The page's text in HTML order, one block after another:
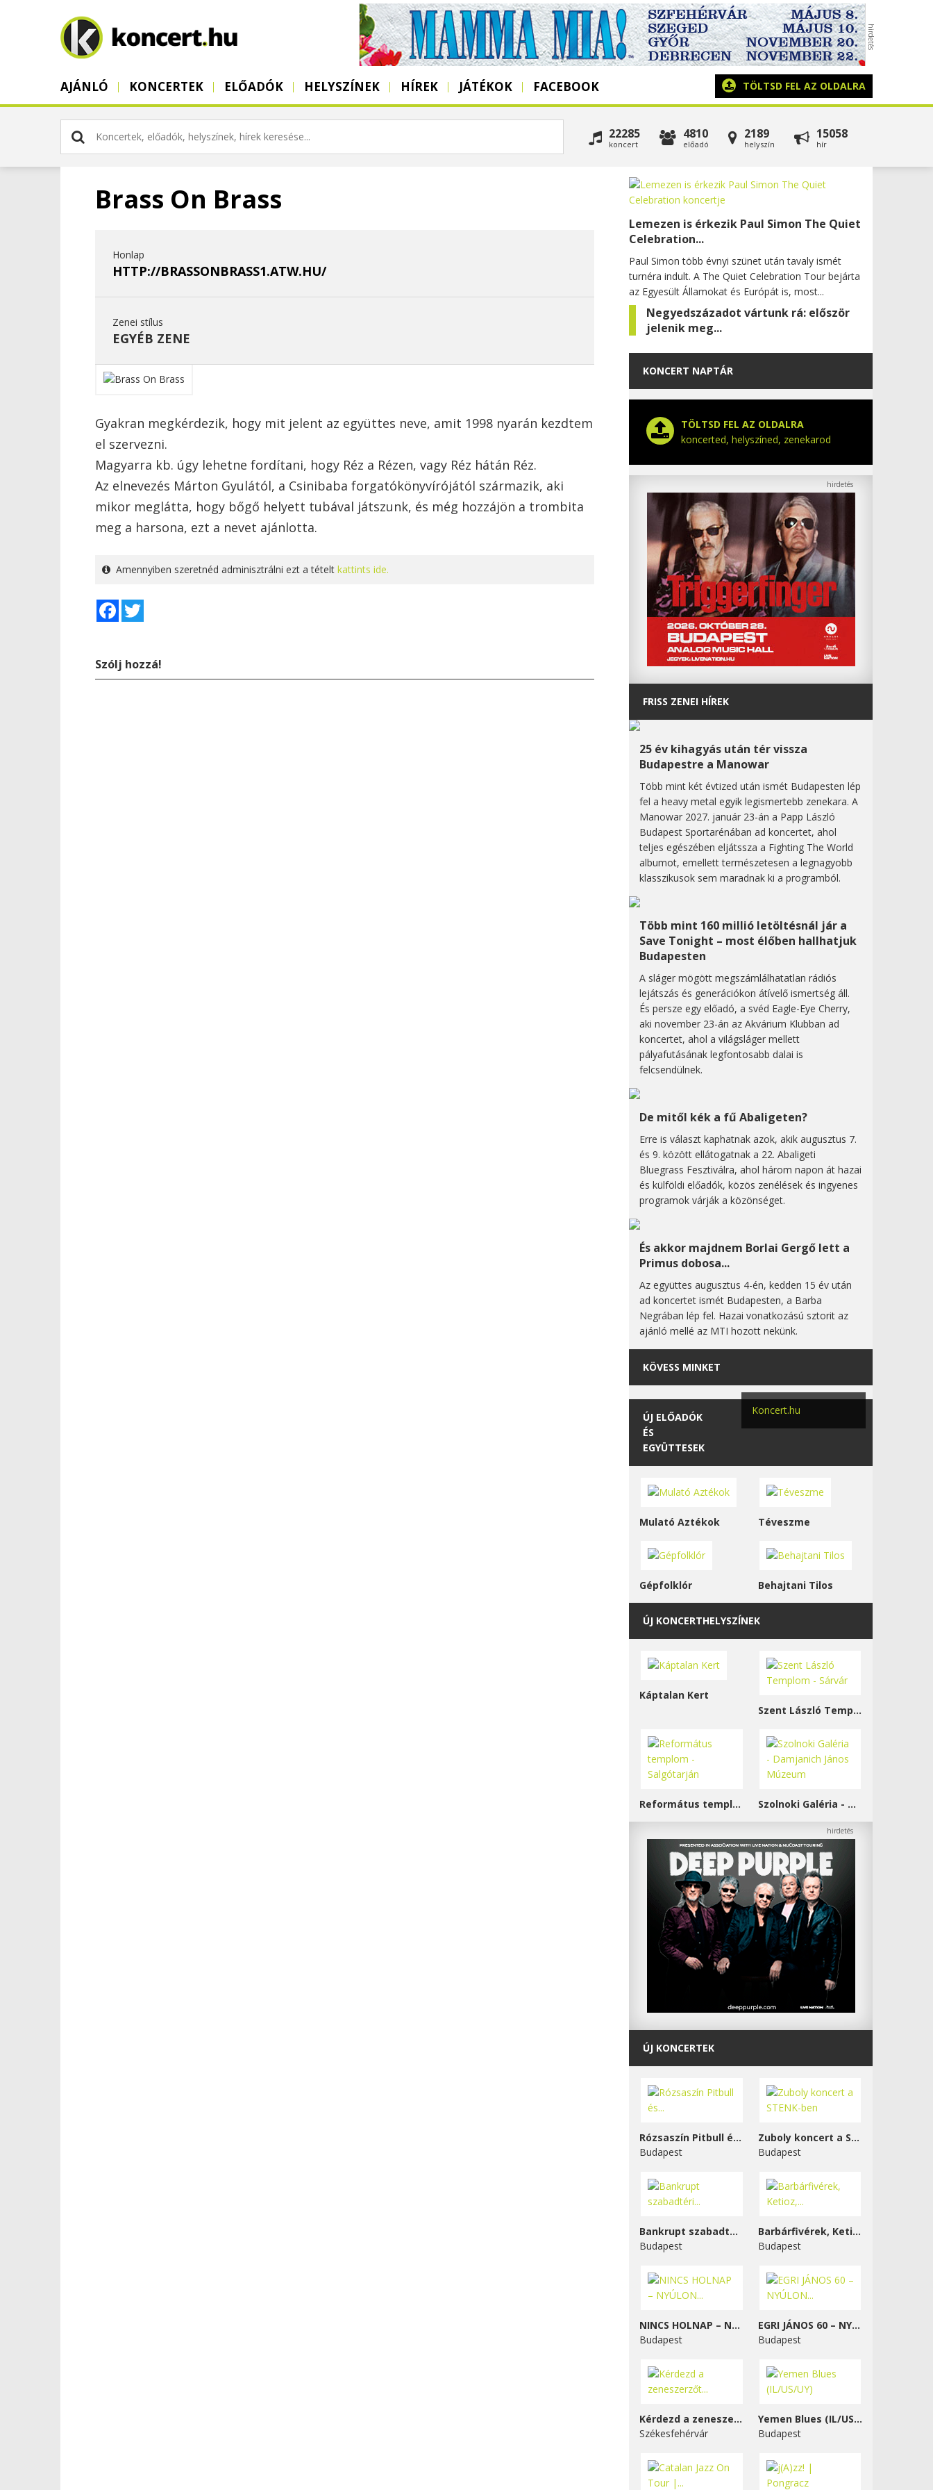
AJÁNLÓ KONCERTEK ELŐADÓK HELYSZÍNEK HÍREK JÁTÉKOK FACEBOOK TÖLTSD FEL AZ OLDALRA
22285
koncert
4810
előadó
2189
helyszín
15058
hír
Brass On Brass
Honlap
HTTP://BRASSONBRASS1.ATW.HU/
Zenei stílus
EGYÉB ZENE
Gyakran megkérdezik, hogy mit jelent az együttes neve, amit 1998 nyarán kezdtem
el szervezni.
Magyarra kb. úgy lehetne fordítani, hogy Réz a Rézen, vagy Réz hátán Réz.
Az elnevezés Márton Gyulától, a Csinibaba forgatókönyvírójától származik, aki
mikor meglátta, hogy bőgő helyett tubával játszunk, és még hozzájön a trombita
meg a harsona, ezt a nevet ajánlotta.
Amennyiben szeretnéd adminisztrálni ezt a tételt kattints ide.
Facebook
Szólj hozzá!
Lemezen is érkezik Paul Simon The Quiet
Celebration...
Paul Simon több évnyi szünet után tavaly ismét
turnéra indult. A The Quiet Celebration Tour bejárta
az Egyesült Államokat és Európát is, most...
Negyedszázadot vártunk rá: először
jelenik meg...
KONCERT NAPTÁR
TÖLTSD FEL AZ OLDALRA
koncerted, helyszíned, zenekarod
FRISS ZENEI HÍREK
25 év kihagyás után tér vissza
Budapestre a Manowar
Több mint két évtized után ismét Budapesten lép
fel a heavy metal egyik legismertebb zenekara. A
Manowar 2027. január 23-án a Papp László
Budapest Sportarénában ad koncertet, ahol
teljes egészében eljátssza a Fighting The World
albumot, emellett természetesen a legnagyobb
klasszikusok sem maradnak ki a programból.
Több mint 160 millió letöltésnál jár a
Save Tonight – most élőben hallhatjuk
Budapesten
A sláger mögött megszámlálhatatlan rádiós
lejátszás és generációkon átívelő ismertség áll.
És persze egy előadó, a svéd Eagle-Eye Cherry,
aki november 23-án az Akvárium Klubban ad
koncertet, ahol a világsláger mellett
pályafutásának legfontosabb dalai is
felcsendülnek.
De mitől kék a fű Abaligeten?
Erre is választ kaphatnak azok, akik augusztus 7.
és 9. között ellátogatnak a 22. Abaligeti
Bluegrass Fesztiválra, ahol három napon át hazai
és külföldi előadók, közös zenélések és ingyenes
programok várják a közönséget.
És akkor majdnem Borlai Gergő lett a
Primus dobosa...
Az együttes augusztus 4-én, kedden 15 év után
ad koncertet ismét Budapesten, a Barba
Negrában lép fel. Hazai vonatkozású sztorit az
ajánló mellé az MTI hozott nekünk.
KÖVESS MINKET
Koncert.hu
ÚJ ELŐADÓK
ÉS
EGYÜTTESEK
Mulató Aztékok Téveszme
Gépfolklór Behajtani Tilos
ÚJ KONCERTHELYSZÍNEK
Káptalan Kert
Szent László Templom - Sárvár
Református templom - Salgótarján Szolnoki Galéria - Damjanich János Múzeum
ÚJ KONCERTEK
Rózsaszín Pitbull és...
Budapest
Zuboly koncert a STENK-ben
Budapest
Bankrupt szabadtéri...
Budapest
Barbárfivérek, Ketioz,...
Budapest
NINCS HOLNAP – NYÚLON...
Budapest
EGRI JÁNOS 60 – NYÚLON...
Budapest
Kérdezd a zeneszerzőt...
Székesfehérvár
Yemen Blues (IL/US/UY)
Budapest